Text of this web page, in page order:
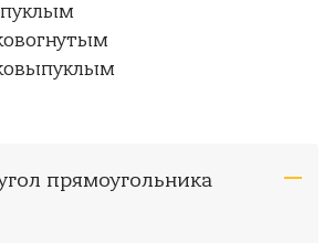
прямоугольника